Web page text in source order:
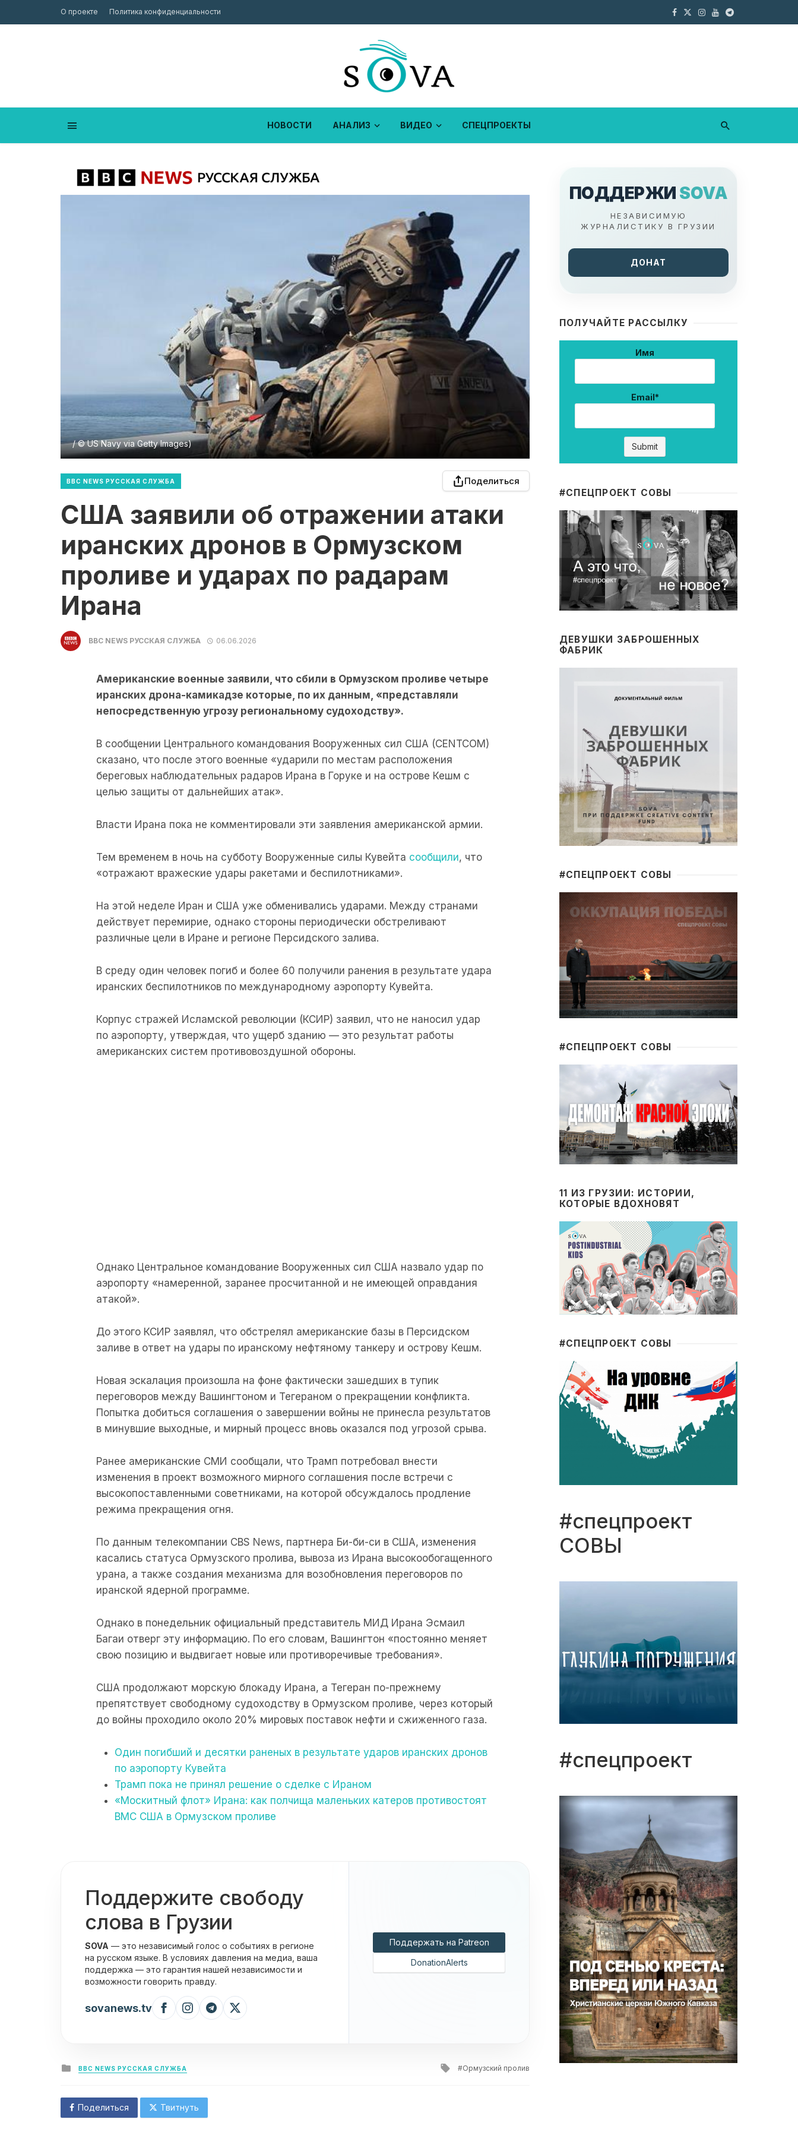
О проекте Политика конфиденциальности
НОВОСТИ АНАЛИЗ ВИДЕО СПЕЦПРОЕКТЫ
/ © US Navy via Getty Images)
BBC NEWS РУССКАЯ СЛУЖБА Поделиться
США заявили об отражении атаки
иранских дронов в Ормузском
проливе и ударах по радарам
Ирана
BBC NEWS РУССКАЯ СЛУЖБА 06.06.2026
Американские военные заявили, что сбили в Ормузском проливе четыре
иранских дрона-камикадзе которые, по их данным, «представляли
непосредственную угрозу региональному судоходству».
В сообщении Центрального командования Вооруженных сил США (CENTCOM)
сказано, что после этого военные «ударили по местам расположения
береговых наблюдательных радаров Ирана в Горуке и на острове Кешм с
целью защиты от дальнейших атак».
Власти Ирана пока не комментировали эти заявления американской армии.
Тем временем в ночь на субботу Вооруженные силы Кувейта сообщили, что
«отражают вражеские удары ракетами и беспилотниками».
На этой неделе Иран и США уже обменивались ударами. Между странами
действует перемирие, однако стороны периодически обстреливают
различные цели в Иране и регионе Персидского залива.
В среду один человек погиб и более 60 получили ранения в результате удара
иранских беспилотников по международному аэропорту Кувейта.
Корпус стражей Исламской революции (КСИР) заявил, что не наносил удар
по аэропорту, утверждая, что ущерб зданию — это результат работы
американских систем противовоздушной обороны.
Однако Центральное командование Вооруженных сил США назвало удар по
аэропорту «намеренной, заранее просчитанной и не имеющей оправдания
атакой».
До этого КСИР заявлял, что обстрелял американские базы в Персидском
заливе в ответ на удары по иранскому нефтяному танкеру и острову Кешм.
Новая эскалация произошла на фоне фактически зашедших в тупик
переговоров между Вашингтоном и Тегераном о прекращении конфликта.
Попытка добиться соглашения о завершении войны не принесла результатов
в минувшие выходные, и мирный процесс вновь оказался под угрозой срыва.
Ранее американские СМИ сообщали, что Трамп потребовал внести
изменения в проект возможного мирного соглашения после встречи с
высокопоставленными советниками, на которой обсуждалось продление
режима прекращения огня.
По данным телекомпании CBS News, партнера Би-би-си в США, изменения
касались статуса Ормузского пролива, вывоза из Ирана высокообогащенного
урана, а также создания механизма для возобновления переговоров по
иранской ядерной программе.
Однако в понедельник официальный представитель МИД Ирана Эсмаил
Багаи отверг эту информацию. По его словам, Вашингтон «постоянно меняет
свою позицию и выдвигает новые или противоречивые требования».
США продолжают морскую блокаду Ирана, а Тегеран по-прежнему
препятствует свободному судоходству в Ормузском проливе, через который
до войны проходило около 20% мировых поставок нефти и сжиженного газа.
Один погибший и десятки раненых в результате ударов иранских дронов
по аэропорту Кувейта
Трамп пока не принял решение о сделке с Ираном
«Москитный флот» Ирана: как полчища маленьких катеров противостоят
ВМС США в Ормузском проливе
Поддержите свободу
слова в Грузии
SOVA — это независимый голос о событиях в регионе
на русском языке. В условиях давления на медиа, ваша
поддержка — это гарантия нашей независимости и
возможности говорить правду.
sovanews.tv
Поддержать на Patreon
DonationAlerts
Posted
in
BBC NEWS РУССКАЯ СЛУЖБА
Tagged
Ормузский пролив
Поделиться Твитнуть
ПОДДЕРЖИ SOVA
НЕЗАВИСИМУЮ
ЖУРНАЛИСТИКУ В ГРУЗИИ
ДОНАТ
ПОЛУЧАЙТЕ РАССЫЛКУ
Имя
Email*
#CПЕЦПРОЕКТ СОВЫ
ДЕВУШКИ ЗАБРОШЕННЫХ
ФАБРИК
#CПЕЦПРОЕКТ СОВЫ
#CПЕЦПРОЕКТ СОВЫ
11 ИЗ ГРУЗИИ: ИСТОРИИ,
КОТОРЫЕ ВДОХНОВЯТ
#CПЕЦПРОЕКТ СОВЫ
#спецпроект
СОВЫ
#спецпроект